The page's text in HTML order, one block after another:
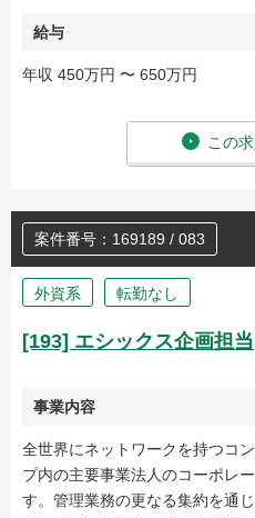
給与
年収 450万円 〜 650万円
この
案件番号：169189 / 083
外資系 転勤なし
[193] エシックス企画担当
事業内容
全世界にネットワークを持つコ
プ内の主要事業法人のコーポレ
す。管理業務の更なる集約を通